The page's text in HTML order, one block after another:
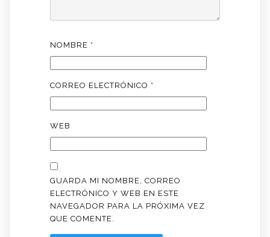
NOMBRE *
CORREO ELECTRÓNICO *
WEB
GUARDA MI NOMBRE, CORREO
ELECTRÓNICO Y WEB EN ESTE
NAVEGADOR PARA LA PRÓXIMA VEZ
QUE COMENTE.